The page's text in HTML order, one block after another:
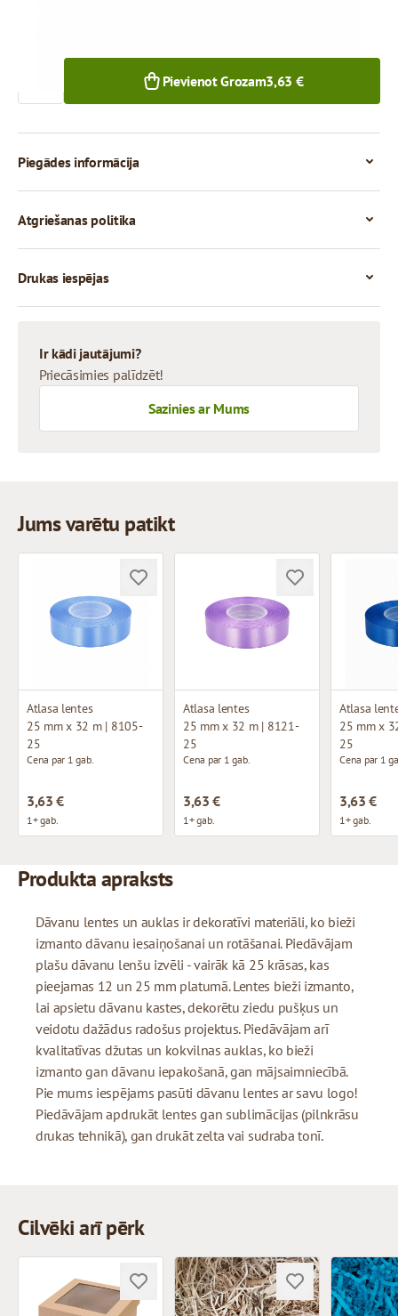
Pievienot Grozam3,63 €
Piegādes informācija
Atgriešanas politika
Drukas iespējas
Ir kādi jautājumi?
Priecāsimies palīdzēt!
Sazinies ar Mums
Jums varētu patikt
Atlasa lentes
25 mm x 32 m | 8105-
25
Cena par 1 gab.
3,63 €
1+ gab.
Atlasa lentes
25 mm x 32 m | 8121-
25
Cena par 1 gab.
3,63 €
1+ gab.
Atlasa
25 mm x
25
Cena par 1
3,63 €
1+ gab.
Produkta apraksts
Dāvanu lentes un auklas ir dekoratīvi materiāli, ko bieži
izmanto dāvanu iesaiņošanai un rotāšanai. Piedāvājam
plašu dāvanu lenšu izvēli - vairāk kā 25 krāsas, kas
pieejamas 12 un 25 mm platumā. Lentes bieži izmanto,
lai apsietu dāvanu kastes, dekorētu ziedu pušķus un
veidotu dažādus radošus projektus. Piedāvājam arī
kvalitatīvas džutas un kokvilnas auklas, ko bieži
izmanto gan dāvanu iepakošanā, gan mājsaimniecībā.
Pie mums iespējams pasūti dāvanu lentes ar savu logo!
Piedāvājam apdrukāt lentes gan sublimācijas (pilnkrāsu
drukas tehnikā), gan drukāt zelta vai sudraba tonī.
Cilvēki arī pērk